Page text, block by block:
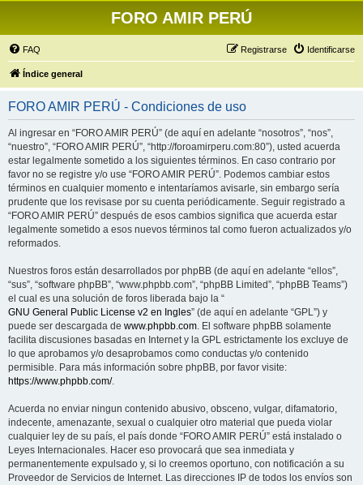
FORO AMIR PERÚ
FAQ Identificarse
Registrarse
Índice general
FORO AMIR PERÚ - Condiciones de uso
Al ingresar en “FORO AMIR PERÚ” (de aquí en adelante “nosotros”, “nos”,
“nuestro”, “FORO AMIR PERÚ”, “http://foroamirperu.com:80”), usted acuerda
estar legalmente sometido a los siguientes términos. En caso contrario por
favor no se registre y/o use “FORO AMIR PERÚ”. Podemos cambiar estos
términos en cualquier momento e intentaríamos avisarle, sin embargo sería
prudente que los revisase por su cuenta periódicamente. Seguir registrado a
“FORO AMIR PERÚ” después de esos cambios significa que acuerda estar
legalmente sometido a esos nuevos términos tal como fueron actualizados y/o
reformados.
Nuestros foros están desarrollados por phpBB (de aquí en adelante “ellos”,
“sus”, “software phpBB”, “www.phpbb.com”, “phpBB Limited”, “phpBB Teams”)
el cual es una solución de foros liberada bajo la “
GNU General Public License v2 en Ingles” (de aquí en adelante “GPL”) y
puede ser descargada de www.phpbb.com. El software phpBB solamente
facilita discusiones basadas en Internet y la GPL estrictamente los excluye de
lo que aprobamos y/o desaprobamos como conductas y/o contenido
permisible. Para más información sobre phpBB, por favor visite:
https://www.phpbb.com/.
Acuerda no enviar ningun contenido abusivo, obsceno, vulgar, difamatorio,
indecente, amenazante, sexual o cualquier otro material que pueda violar
cualquier ley de su país, el país donde “FORO AMIR PERÚ” está instalado o
Leyes Internacionales. Hacer eso provocará que sea inmediata y
permanentemente expulsado y, si lo creemos oportuno, con notificación a su
Proveedor de Servicios de Internet. Las direcciones IP de todos los envíos son